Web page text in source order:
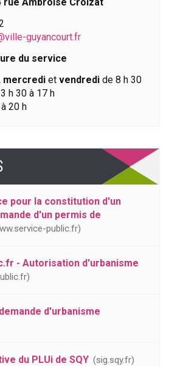
guyancourt.fr
du service
mercredi et vendredi de 8 h 30
h 30 à 17 h
20 h
pour la constitution d'un
d'un permis de
public.fr
- Autorisation d'urbanisme
d'urbanisme
du PLUi de SQY sig.sqy.fr